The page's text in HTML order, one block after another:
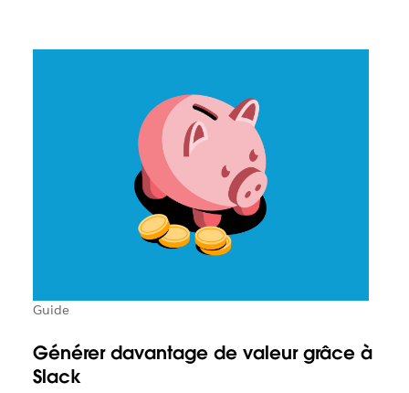
Guide
Générer davantage de valeur grâce à
Slack